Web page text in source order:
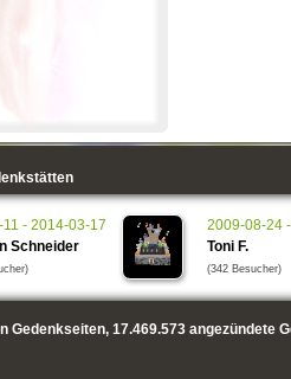
- 2014-03-17
Schneider
2009-08-24
Toni F.
(342 Besucher)
Gedenkseiten, 17.469.573angezündete